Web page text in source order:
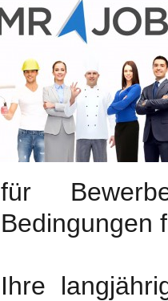
für
Bedingungen
Ihre